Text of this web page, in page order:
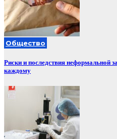
Общество
Риски и последствия неформальной
каждому